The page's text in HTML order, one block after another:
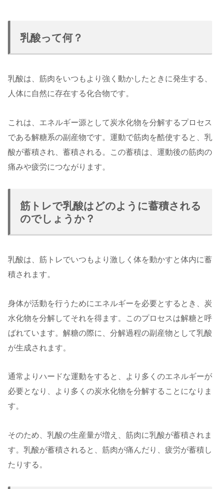
乳酸って何？
乳酸は、筋肉をいつもより強く動かしたときに発生する、
人体に自然に存在する化合物です。
これは、エネルギー源として炭水化物を分解するプロセス
である解糖系の副産物です。運動で筋肉を酷使すると、乳
酸が蓄積され、蓄積される。この蓄積は、運動後の筋肉の
痛みや疲労につながります。
筋トレで乳酸はどのように蓄積される
のでしょうか？
乳酸は、筋トレでいつもより激しく体を動かすと体内に蓄
積されます。
身体が活動を行うためにエネルギーを必要とするとき、炭
水化物を分解してそれを得ます。このプロセスは解糖と呼
ばれています。解糖の際に、分解過程の副産物として乳酸
が生成されます。
通常よりハードな運動をすると、より多くのエネルギーが
必要となり、より多くの炭水化物を分解することになりま
す。
そのため、乳酸の生産量が増え、筋肉に乳酸が蓄積されま
す。乳酸が蓄積されると、筋肉が痛んだり、疲労が蓄積し
たりする。